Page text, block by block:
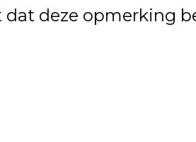
dat deze opmerking